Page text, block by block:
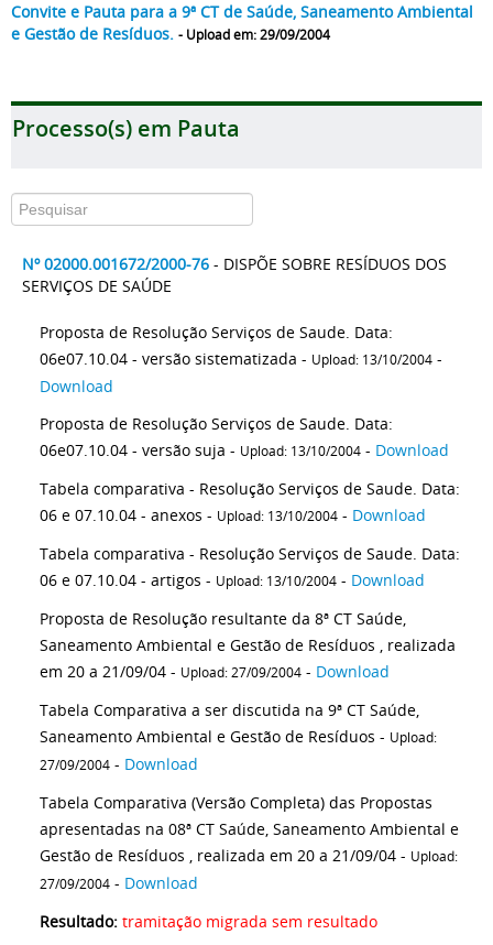
Convite e Pauta para a 9ª CT de Saúde, Saneamento Ambiental
e Gestão de Resíduos. - Upload em: 29/09/2004
Processo(s) em Pauta
Nº 02000.001672/2000-76 - DISPÕE SOBRE RESÍDUOS DOS
SERVIÇOS DE SAÚDE
Proposta de Resolução Serviços de Saude. Data:
06e07.10.04 - versão sistematizada - Upload: 13/10/2004 -
Download
Proposta de Resolução Serviços de Saude. Data:
06e07.10.04 - versão suja - Upload: 13/10/2004 - Download
Tabela comparativa - Resolução Serviços de Saude. Data:
06 e 07.10.04 - anexos - Upload: 13/10/2004 - Download
Tabela comparativa - Resolução Serviços de Saude. Data:
06 e 07.10.04 - artigos - Upload: 13/10/2004 - Download
Proposta de Resolução resultante da 8ª CT Saúde,
Saneamento Ambiental e Gestão de Resíduos , realizada
em 20 a 21/09/04 - Upload: 27/09/2004 - Download
Tabela Comparativa a ser discutida na 9ª CT Saúde,
Saneamento Ambiental e Gestão de Resíduos - Upload:
27/09/2004 - Download
Tabela Comparativa (Versão Completa) das Propostas
apresentadas na 08ª CT Saúde, Saneamento Ambiental e
Gestão de Resíduos , realizada em 20 a 21/09/04 - Upload:
27/09/2004 - Download
Resultado: tramitação migrada sem resultado